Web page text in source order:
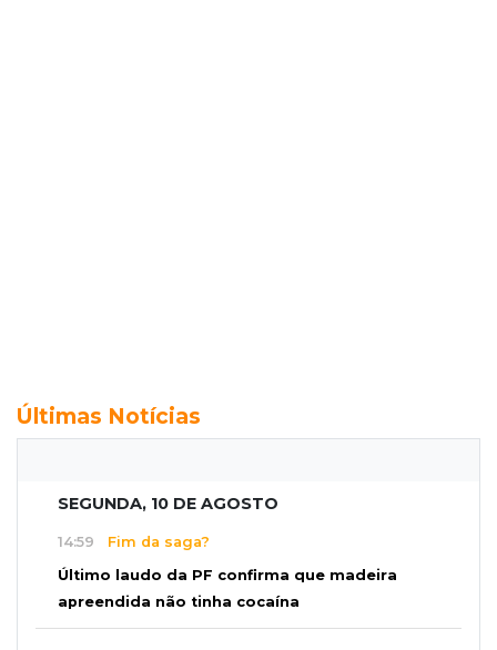
Últimas Notícias
SEGUNDA, 10 DE AGOSTO
14:59 Fim da saga?
Último laudo da PF confirma que madeira
apreendida não tinha cocaína